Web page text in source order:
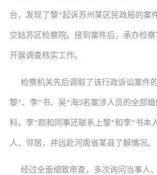
台，发现了黎*起诉苏州某区民政局的案
交姑苏区检察院。接到案件后，承办检察
开展调查核实工作。
检察机关先后调取了该行政诉讼案件
黎*、李*书、 吴*海3名案涉人员的全部
料。 李*颜和同事还联系上黎*和李*书本
人、邻居，并远赴河南省某县了解情况。
经过全面细致审查，多次询问当事人